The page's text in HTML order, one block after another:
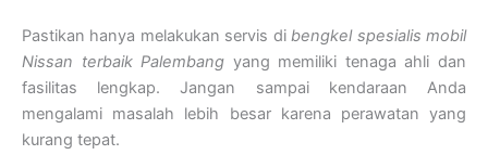
Pastikan hanya melakukan servis dibengkel spesialis mobil
Nissan terbaik Palembang yang memiliki tenaga ahli dan
fasilitas lengkap. Jangan sampai kendaraan Anda
mengalami masalah lebih besar karena perawatan yang
kurang tepat.